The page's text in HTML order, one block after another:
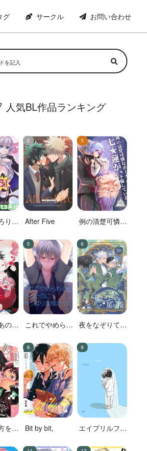
グ サークル お問い合わせ
人気BL作品ランキング
りぽ
After Five
例の清楚可憐な
蓮が、不倫して
いる。
のこ
これでやめられ
やっぱり無理だ
った
夜をなぞりて星
を間
Bit by bit,
エイプリルフー